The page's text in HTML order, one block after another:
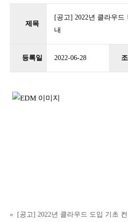
제목
[공고] 2022년 클라우드
내
등록일 2022-06-28
«